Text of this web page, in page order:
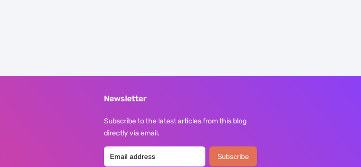
Newsletter
Subscribe to the latest articles from this blog
directly via email.